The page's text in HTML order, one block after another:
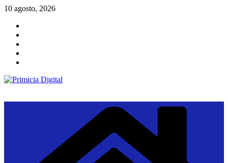
Saltar
contenido
10 agosto, 2026